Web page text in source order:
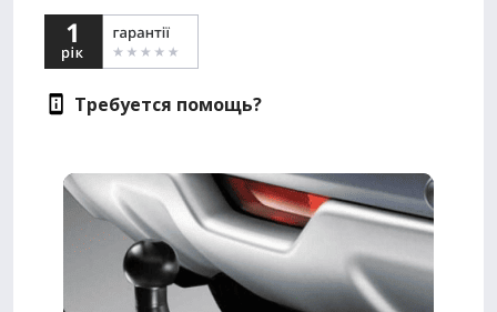
Требуется помощь?